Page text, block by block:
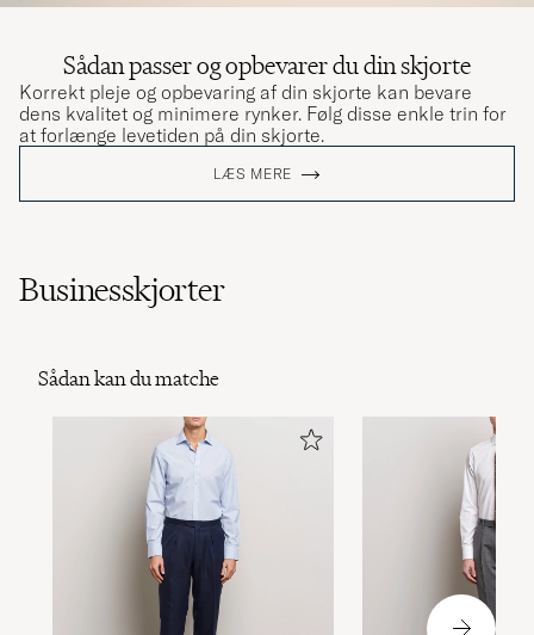
Sådan passer og opbevarer du din skjorte
Korrekt pleje og opbevaring af din skjorte kan bevare
dens kvalitet og minimere rynker. Følg disse enkle trin for
at forlænge levetiden på din skjorte.
LÆS MERE
Businesskjorter
Sådan kan du matche